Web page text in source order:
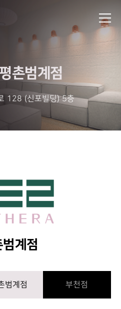
촌범계점
128 (신포빌딩) 5층
계점
범계점 부천점